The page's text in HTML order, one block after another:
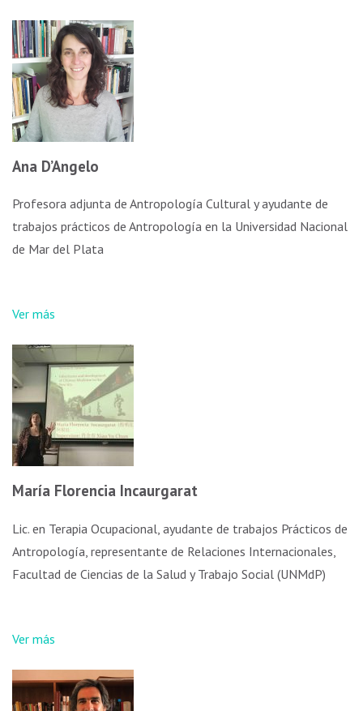
Ana D’Angelo
Profesora adjunta de Antropología Cultural y ayudante de
trabajos prácticos de Antropología en la Universidad Nacional
de Mar del Plata
Ver más
María Florencia Incaurgarat​
Lic. en Terapia Ocupacional, ayudante de trabajos Prácticos de
Antropología, representante de Relaciones Internacionales,
Facultad de Ciencias de la Salud y Trabajo Social (UNMdP)
Ver más